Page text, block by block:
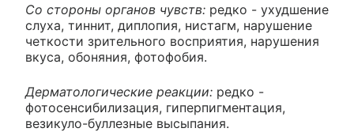
Со стороны органов чувств: редко - ухудшение
слуха, тиннит, диплопия, нистагм, нарушение
четкости зрительного восприятия, нарушения
вкуса, обоняния, фотофобия.
Дерматологические реакции: редко -
фотосенсибилизация, гиперпигментация,
везикуло-буллезные высыпания.